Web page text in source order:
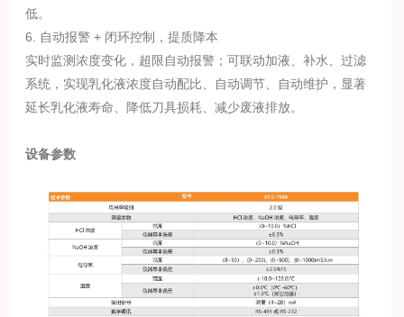
低。
6. 自动报警 + 闭环控制，提质降本
实时监测浓度变化，超限自动报警；可联动加液、补水、过滤
系统，实现乳化液浓度自动配比、自动调节、自动维护，显著
延长乳化液寿命、降低刀具损耗、减少废液排放。
设备参数